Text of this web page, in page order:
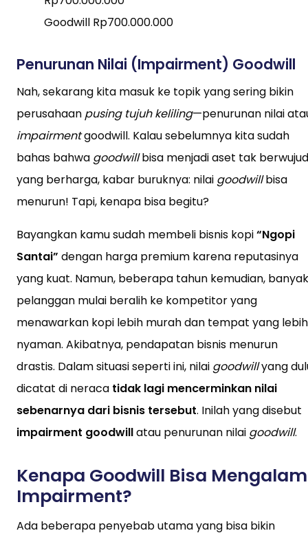
Goodwill Rp700.000.000
Penurunan Nilai (Impairment) Goodwill
Nah, sekarang kita masuk ke topik yang sering bikin
perusahaan pusing tujuh keliling—penurunan nilai
impairmentgoodwill. Kalau sebelumnya kita sudah
bahas bahwa goodwillbisa menjadi aset tak berwujud
yang berharga, kabar buruknya: nilai goodwillbisa
menurun! Tapi, kenapa bisa begitu?
Bayangkan kamu sudah membeli bisnis kopi“Ngopi
Santai” dengan harga premium karena reputasinya
yang kuat. Namun, beberapa tahun kemudian, banyak
pelanggan mulai beralih ke kompetitor yang
menawarkan kopi lebih murah dan tempat yang lebih
nyaman. Akibatnya, pendapatan bisnis menurun
drastis. Dalam situasi seperti ini, nilai goodwillyang
dicatat di neraca tidak lagi mencerminkan nilai
sebenarnya dari bisnis tersebut. Inilah yang disebut
impairment goodwillatau penurunan nilai goodwill.
Kenapa Goodwill Bisa
Impairment?
Ada beberapa penyebab utama yang bisa bikin